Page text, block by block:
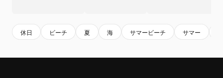
休日 ビーチ 夏 海 サマービーチ サマー